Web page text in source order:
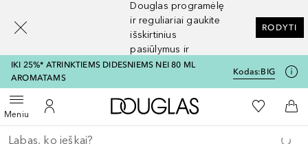
Douglas programėlę
ir reguliariai gaukite
išskirtinius
pasiūlymus ir
nuolaidas
RODYTI
IKI 25%* ATRINKTIEMS DIDESNIEMS NEI 80 ML
AROMATAMS
Kodas:BIG
MeniuAtidaryti meniuĮ mano paskyrą
Į Douglas pagrindinį
Į mano
Į
Grįžk atgal
Vykdykite paiešką
[navigation.slideout.screenreader]